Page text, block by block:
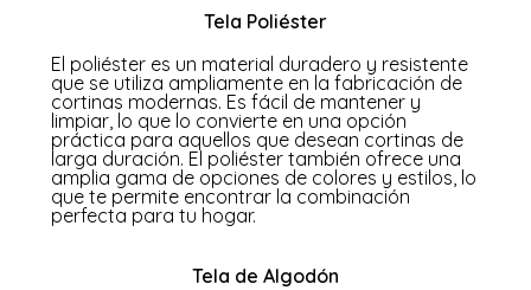
Tela Poliéster
El poliéster es un material duradero y resistente
que se utiliza ampliamente en la fabricación de
cortinas modernas. Es fácil de mantener y
limpiar, lo que lo convierte en una opción
práctica para aquellos que desean cortinas de
larga duración. El poliéster también ofrece una
amplia gama de opciones de colores y estilos, lo
que te permite encontrar la combinación
perfecta para tu hogar.
Tela de Algodón